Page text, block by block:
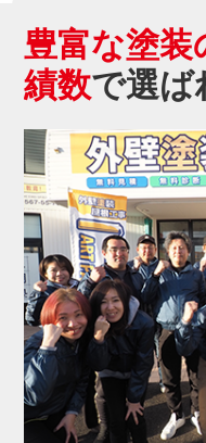
豊富な塗装
績数で選ば